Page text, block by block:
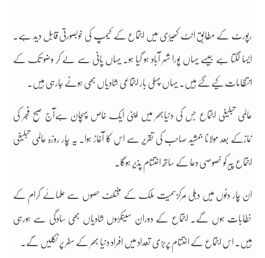
رپورٹ کے مطابق انٹ کھیڑی میں اجتماع کے کیمپ کی خوبصورتی قابل دید ہے۔
ایسا لگتا ہے جیسے یہاں پورا شہر آباد ہو گیا ہو۔ یہاں پانی سے لے کر وضو تک کے
انتظامات کیے گئے ہیں۔ یہاں پہلی بار اجتماعی شادیاں بھی ہونے جارہی ہیں۔
عالمی تبلیغی اجتماع جس کی دنیابھر میں اپنی ایک خاص پہچان ہےآج صبح فجر کی
نمازکے بعد مولانا جمشید صاحب کی تقریر سے اس کا آغاز ہوا۔ یہ چار روزہ عالمی تبلیغی
اجتماع پیر کو خصوصی دعا کے ساتھ اختتام پذیر ہوگا۔
ان چار دنوں میں دہلی مرکزسمیت ملک کے مختلف حصوں سے علمائے کرام کے
خطابات ہوں گے۔ اجتماع کے دوران سینکڑوں شادیاں بھی سادگی سے ہورہی
ہیں۔ اس اجتماع کے اختتام پربڑی تعداد میں افراد دنیا بھر کے سفر پر نکلیں گے۔